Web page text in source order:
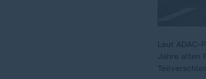
Laut
Jahre alten